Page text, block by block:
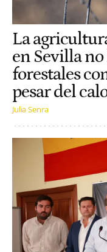
La
en Sevilla
forestales
pesar del
Julia Senra